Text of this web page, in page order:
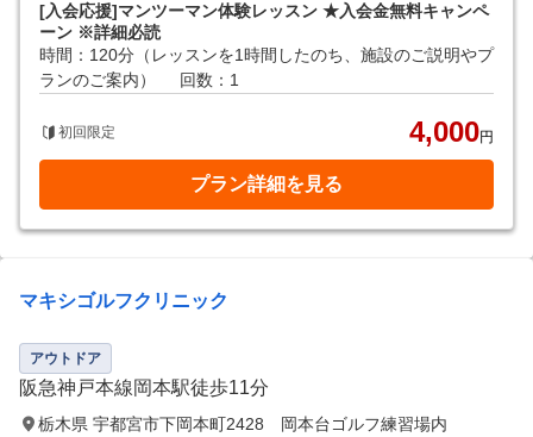
[入会応援]マンツーマン体験レッスン ★入会金無料キャンペ
ーン ※詳細必読
時間：120分（レッスンを1時間したのち、施設のご説明やプ
ランのご案内）
回数：1
初回限定 4,000円
プラン詳細を見る
マキシゴルフクリニック
アウトドア
阪急神戸本線岡本駅徒歩11分
栃木県 宇都宮市下岡本町2428 岡本台ゴルフ練習場内